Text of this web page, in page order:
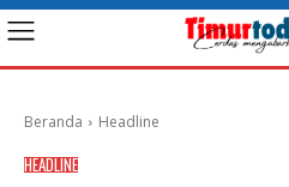
Beranda Headline
HEADLINE